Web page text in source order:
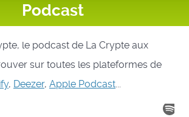
Podcast
le podcast de La Crypte aux
sur toutes les plateformes de
, Deezer, Apple Podcast